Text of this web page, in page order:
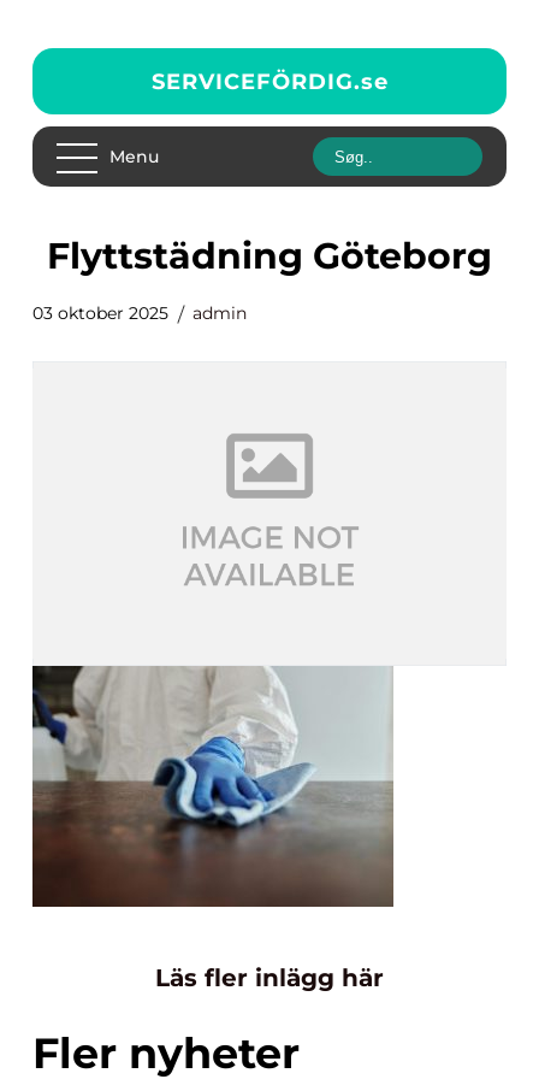
SERVICEFÖRDIG.se
Menu
Flyttstädning Göteborg
03 oktober 2025 admin
Läs fler inlägg här
Fler nyheter